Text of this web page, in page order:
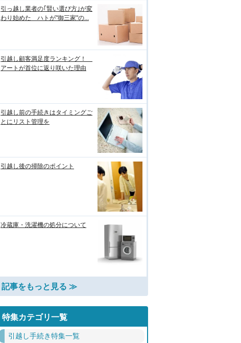
引っ越し業者の｢賢い選び方｣が変
わり始めた ハトが"御三家"の...
引越し顧客満足度ランキング！
アートが首位に返り咲いた理由
引越し前の手続きはタイミングご
とにリスト管理を
引越し後の掃除のポイント
冷蔵庫・洗濯機の処分について
記事をもっと見る ≫
特集カテゴリ一覧
引越し手続き特集一覧